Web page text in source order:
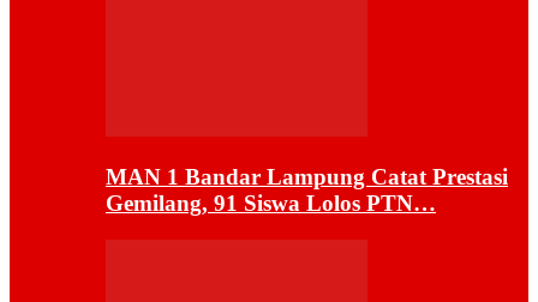
MAN 1 Bandar Lampung Catat Prestasi
Gemilang, 91 Siswa Lolos PTN…